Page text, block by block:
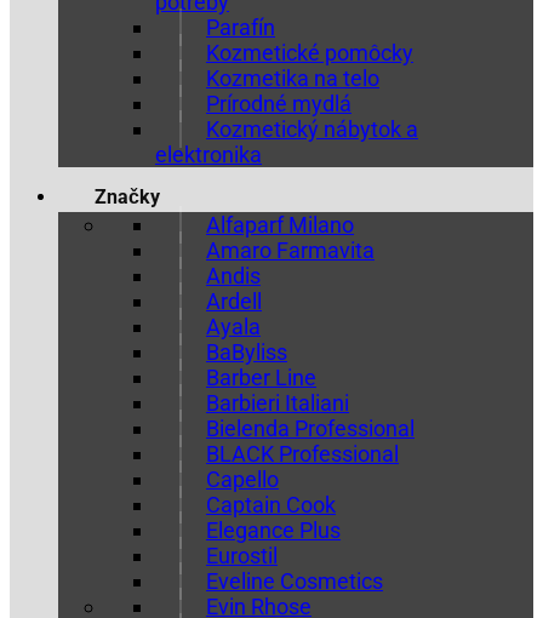
Parafín
Kozmetické pomôcky
Kozmetika na telo
Prírodné mydlá
Kozmetický nábytok a
elektronika
Značky
Alfaparf Milano
Amaro Farmavita
Andis
Ardell
Ayala
BaByliss
Barber Line
Barbieri Italiani
Bielenda Professional
BLACK Professional
Capello
Captain Cook
Elegance Plus
Eurostil
Eveline Cosmetics
Evin Rhose